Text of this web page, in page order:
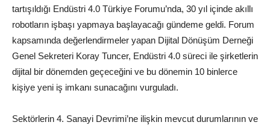
tartışıldığı Endüstri 4.0 Türkiye Forumu’nda, 30 yıl içinde akıllı
robotların işbaşı yapmaya başlayacağı gündeme geldi. Forum
kapsamında değerlendirmeler yapan Dijital Dönüşüm Derneği
Genel Sekreteri Koray Tuncer, Endüstri 4.0 süreci ile şirketlerin
dijital bir dönemden geçeceğini ve bu dönemin 10 binlerce
kişiye yeni iş imkanı sunacağını vurguladı.
Sektörlerin 4. Sanayi Devrimi’ne ilişkin mevcut durumlarının ve